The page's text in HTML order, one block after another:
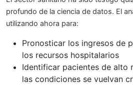
profundo de la ciencia de datos. El
utilizando ahora para:
Pronosticar los ingresos de
los recursos hospitalarios
Identificar pacientes de alto
las condiciones se vuelvan